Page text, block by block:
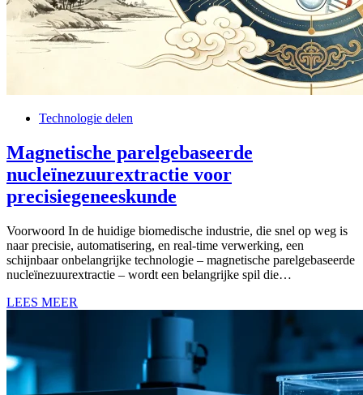
Technologie delen
Magnetische parelgebaseerde
nucleïnezuurextractie voor
precisiegeneeskunde
Voorwoord In de huidige biomedische industrie, die snel op weg is
naar precisie, automatisering, en real-time verwerking, een
schijnbaar onbelangrijke technologie – magnetische parelgebaseerde
nucleïnezuurextractie – wordt een belangrijke spil die…
LEES MEER